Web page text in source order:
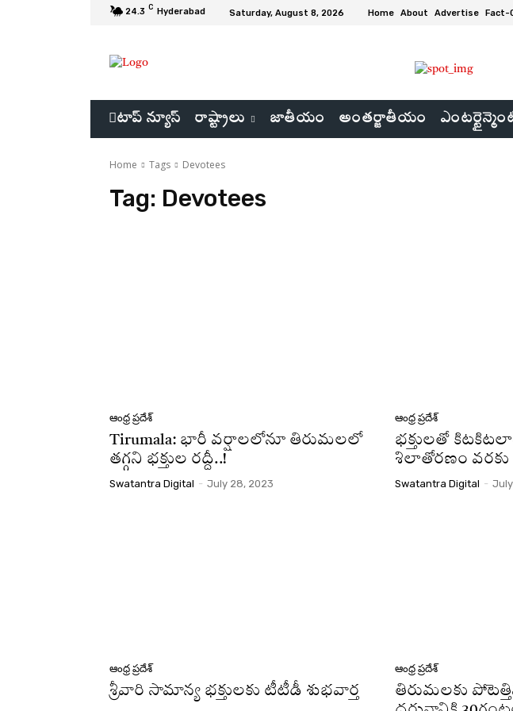
24.3 C Hyderabad Saturday, August 8, 2026 Home About Advertise Fact-
టాప్ న్యూస్ రాష్ట్రాలు జాతీయం అంతర్జాతీయం
Home Tags Devotees
Tag: Devotees
ఆంధ్ర ప్రదేశ్
Tirumala: భారీ వర్షాలలోనూ తిరుమలలో
తగ్గని భక్తుల రద్దీ..!
Swatantra Digital - July 28, 2023
ఆంధ్ర ప్రదేశ్
భక్తులతో
శిలాతోరణం వరకు
Swatantra Digital -
ఆంధ్ర ప్రదేశ్
శ్రీవారి సామాన్య భక్తులకు టీటీడీ శుభవార్త
ఆంధ్ర ప్రదేశ్
తిరుమలకు